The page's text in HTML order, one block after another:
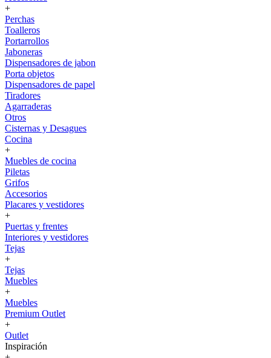
+
Perchas
Toalleros
Portarrollos
Jaboneras
Dispensadores de jabon
Porta objetos
Dispensadores de papel
Tiradores
Agarraderas
Otros
Cisternas y Desagues
Cocina
+
Muebles de cocina
Piletas
Grifos
Accesorios
Placares y vestidores
+
Puertas y frentes
Interiores y vestidores
Tejas
+
Tejas
Muebles
+
Muebles
Premium Outlet
+
Outlet
Inspiración